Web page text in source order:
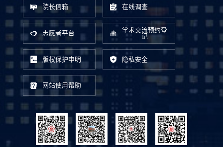
院长信箱 在线调查
志愿者平台
学术交流预约登
记
版权保护申明 隐私安全
网站使用帮助